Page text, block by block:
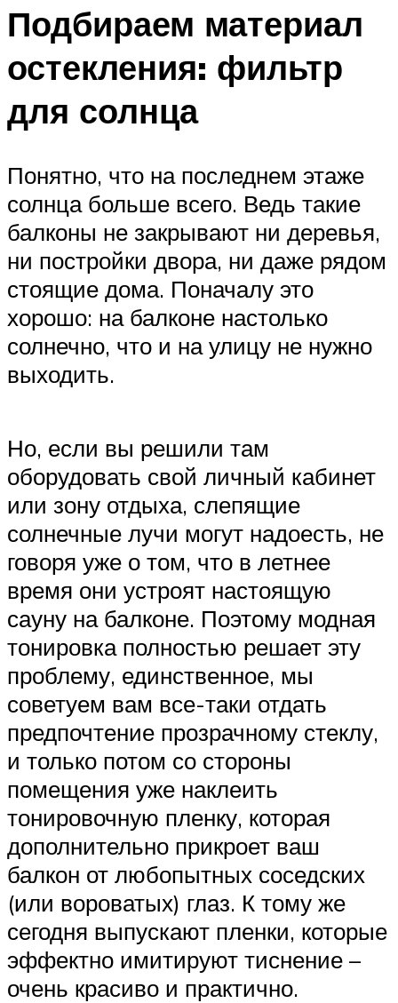
Подбираем материал
остекления: фильтр
для солнца
Понятно, что на последнем этаже
солнца больше всего. Ведь такие
балконы не закрывают ни деревья,
ни постройки двора, ни даже рядом
стоящие дома. Поначалу это
хорошо: на балконе настолько
солнечно, что и на улицу не нужно
выходить.
Но, если вы решили там
оборудовать свой личный кабинет
или зону отдыха, слепящие
солнечные лучи могут надоесть, не
говоря уже о том, что в летнее
время они устроят настоящую
сауну на балконе. Поэтому модная
тонировка полностью решает эту
проблему, единственное, мы
советуем вам все-таки отдать
предпочтение прозрачному стеклу,
и только потом со стороны
помещения уже наклеить
тонировочную пленку, которая
дополнительно прикроет ваш
балкон от любопытных соседских
(или вороватых) глаз. К тому же
сегодня выпускают пленки, которые
эффектно имитируют тиснение –
очень красиво и практично.